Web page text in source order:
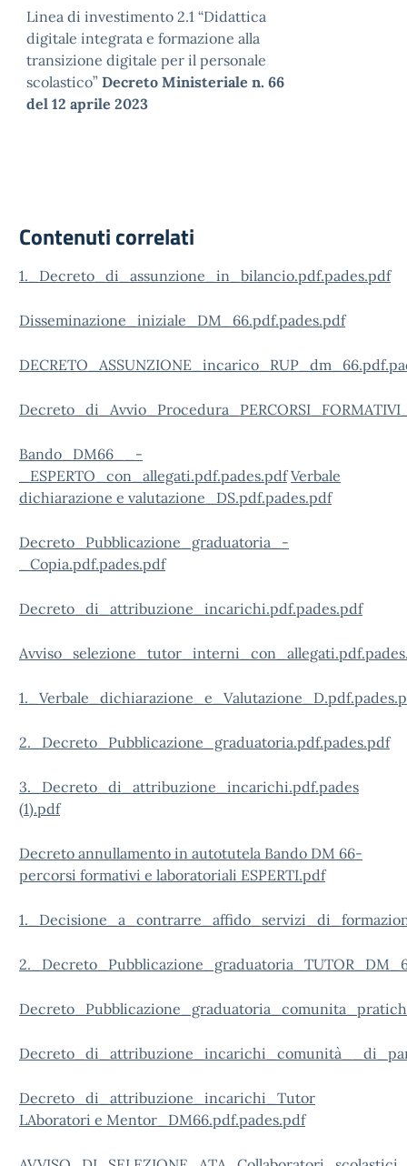
Linea di investimento 2.1 “Didattica
digitale integrata e formazione alla
transizione digitale per il personale
scolastico” Decreto Ministeriale n. 66
del 12 aprile 2023
Contenuti correlati
1._Decreto_di_assunzione_in_bilancio.pdf.pades.pdf
Disseminazione_iniziale_DM_66.pdf.pades.pdf
Bando_DM66__-
_ESPERTO_con_allegati.pdf.pades.pdf Verbale
dichiarazione e valutazione_DS.pdf.pades.pdf
Decreto_Pubblicazione_graduatoria_-
_Copia.pdf.pades.pdf
Decreto_di_attribuzione_incarichi.pdf.pades.pdf
2._Decreto_Pubblicazione_graduatoria.pdf.pades.pdf
3._Decreto_di_attribuzione_incarichi.pdf.pades
(1).pdf
Decreto annullamento in autotutela Bando DM 66-
percorsi formativi e laboratoriali ESPERTI.pdf
Decreto_di_attribuzione_incarichi_Tutor
LAboratori e Mentor_DM66.pdf.pades.pdf